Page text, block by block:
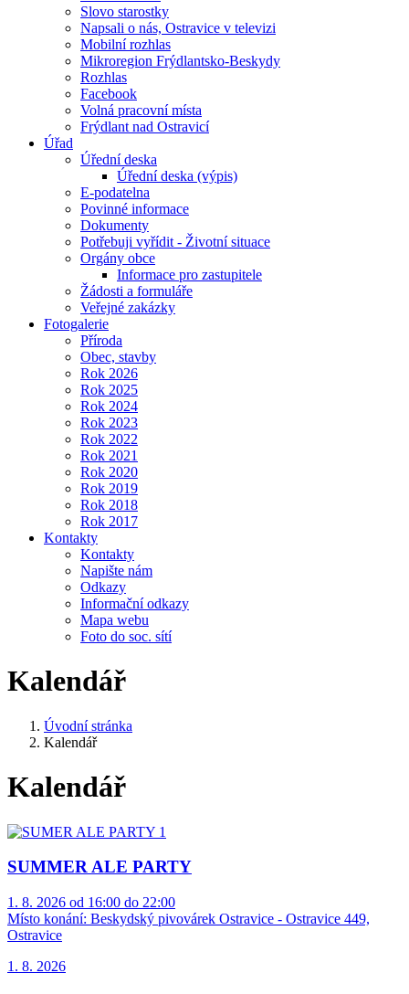
Slovo starostky
Napsali o nás, Ostravice v televizi
Mobilní rozhlas
Mikroregion Frýdlantsko-Beskydy
Rozhlas
Facebook
Volná pracovní místa
Frýdlant nad Ostravicí
Úřad
Úřední deska
Úřední deska (výpis)
E-podatelna
Povinné informace
Dokumenty
Potřebuji vyřídit - Životní situace
Orgány obce
Informace pro zastupitele
Žádosti a formuláře
Veřejné zakázky
Fotogalerie
Příroda
Obec, stavby
Rok 2026
Rok 2025
Rok 2024
Rok 2023
Rok 2022
Rok 2021
Rok 2020
Rok 2019
Rok 2018
Rok 2017
Kontakty
Kontakty
Napište nám
Odkazy
Informační odkazy
Mapa webu
Foto do soc. sítí
Kalendář
Úvodní stránka
Kalendář
Kalendář
SUMMER ALE PARTY
1. 8. 2026 od 16:00 do 22:00
Místo konání: Beskydský pivovárek Ostravice - Ostravice 449,
Ostravice
1. 8. 2026